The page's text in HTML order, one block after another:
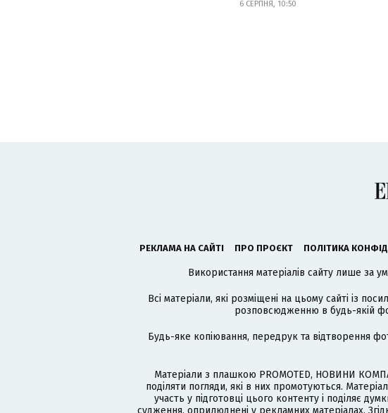
6 СЕРПНЯ, 10:50
РЕКЛАМА НА САЙТІ ПРО ПРОЄКТ ПОЛІТИКА
Використання матеріалів сайту лише за
Всі матеріали, які розміщені на цьому сайті із
розповсюдженню в будь-якій
Будь-яке копіювання, передрук та відтворення
Матеріали з плашкою PROMOTED, НОВИНИ
поділяти погляди, які в них промотуються.
участь у підготовці цього контенту і поділяє
судження, оприлюднені у рекламних матеріалах.